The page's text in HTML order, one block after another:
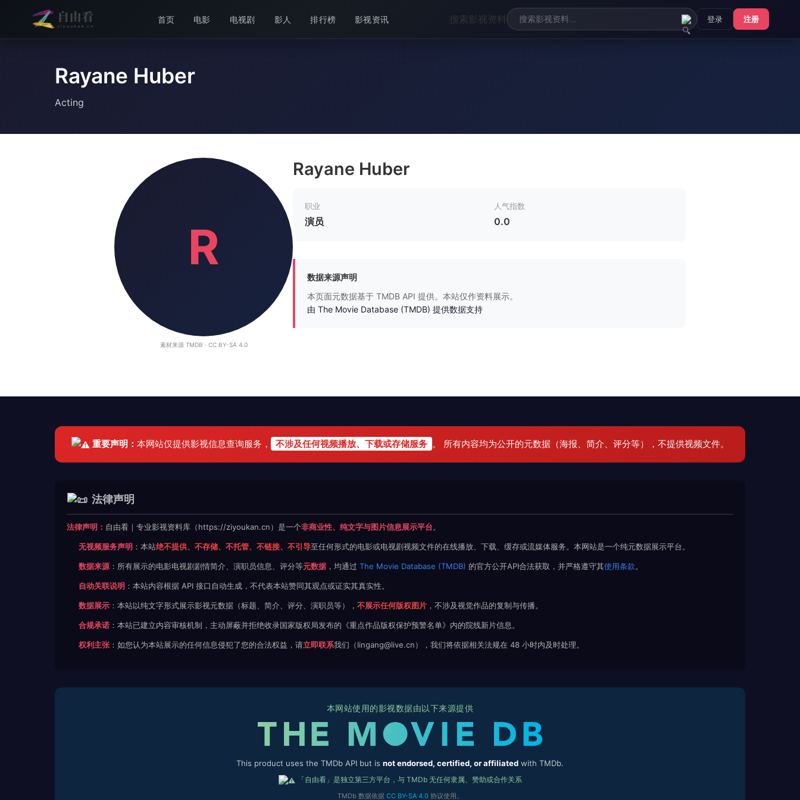
首页 电影 电视剧 影人 排行榜 影视资讯 搜索影视资料 登录 注册
Rayane Huber
Acting
R
素材来源 TMDB · CC BY-SA 4.0
Rayane Huber
职业
演员
人气指数
0.0
数据来源声明
本页面元数据基于 TMDB API 提供。本站仅作资料展示。
由 The Movie Database (TMDB) 提供数据支持
重要声明：本网站仅提供影视信息查询服务， 不涉及任何视频播放、下载或存储服务 。 所有内容均为公开的元数据（海报、简介、评分等），不提供视频文件。
法律声明
法律声明： 自由看｜专业影视资料库（https://ziyoukan.cn）是一个非商业性、纯文字与图片信息展示平台。
无视频服务声明 ：本站绝不提供、不存储、不托管、不链接、不引导至任何形式的电影或电视剧视频文件的在线播放、下载、缓存或流媒体服务。本网站是一个纯元数据展示平台。
数据来源：所有展示的电影电视剧剧情简介、演职员信息、评分等元数据 ，均通过 The Movie Database (TMDB) 的官方公开API合法获取，并严格遵守其使用条款。
自动关联说明 ：本站内容根据 API 接口自动生成，不代表本站赞同其观点或证实其真实性。
数据展示 ：本站以纯文字形式展示影视元数据（标题、简介、评分、演职员等）， 不展示任何版权图片 ，不涉及视觉作品的复制与传播。
合规承诺 ：本站已建立内容审核机制，主动屏蔽并拒绝收录国家版权局发布的《重点作品版权保护预警名单》内的院线新片信息。
权利主张：如您认为本站展示的任何信息侵犯了您的合法权益，请立即联系我们（lingang@live.cn），我们将依据相关法规在 48 小时内及时处理。
本网站使用的影视数据由以下来源提供
This product uses the TMDb API but is not endorsed, certified, or affiliated with TMDb.
「自由看」是独立第三方平台，与 TMDb 无任何隶属、赞助或合作关系
TMDb 数据依据 CC BY-SA 4.0协议使用。